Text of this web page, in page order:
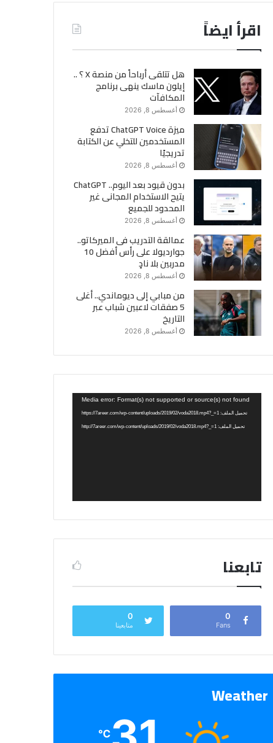
اقرأ ايضاً
هل تتلقى أرباحاً من منصة X ؟ ..
إيلون ماسك ينهى برنامج
المكافآت
أغسطس 8, 2026
ميزة ChatGPT Voice تدفع
المستخدمين للتخلي عن الكتابة
تدريجيًا
أغسطس 8, 2026
بدون قيود بعد اليوم.. ChatGPT
يتيح الاستخدام المجانى غير
المحدود للجميع
أغسطس 8, 2026
عمالقة التدريب فى الميركاتو..
جوارديولا على رأس أفضل 10
مدربين بلا نادٍ
أغسطس 8, 2026
من مبابي إلى ديوماندي.. أغلى
5 صفقات لاعبين شباب عبر
التاريخ
أغسطس 8, 2026
مشغل
الفيديو
Media error: Format(s) not supported or source(s) not found
تحميل الملف: https://7areer.com/wp-content/uploads/2019/02/voda2018.mp4?_=1
تحميل الملف: http://7areer.com/wp-content/uploads/2019/02/voda2018.mp4?_=1
تابعنا
0
Fans
0
متابعينا
Weather
℃